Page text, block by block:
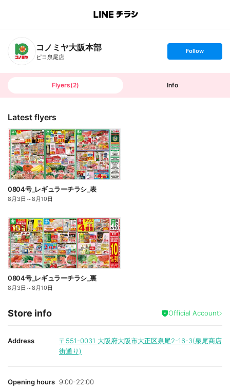
B
n
T
コノミヤ大阪本部
ピコ泉尾店
s
t
o
Follow
Flyers(2) Info
Latest flyers
0804号_レギュラーチラシ_表
8月3日 ～8月10日
0804号_レギュラーチラシ_裏
8月3日 ～8月10日
Store info Official Account
Address 〒551-0031 大阪府大阪市大正区泉尾2-16-3(泉尾商店
街通り)
Opening hours 9:00-22:00